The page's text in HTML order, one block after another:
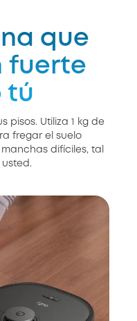
que
fuerte
tú
pisos. Utiliza 1 kg de
fregar el suelo
difíciles, tal